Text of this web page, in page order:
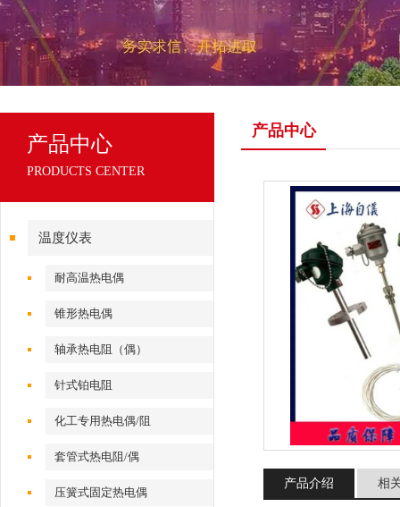
产品中心
PRODUCTS CENTER
温度仪表
耐高温热电偶
锥形热电偶
轴承热电阻（偶）
针式铂电阻
化工专用热电偶/阻
套管式热电阻/偶
压簧式固定热电偶
产品中心
产品介绍 相